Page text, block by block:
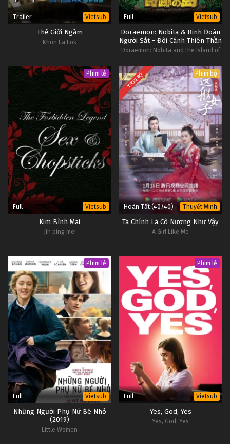
26
Các Quý Ông, Mời Đứng Nghiêm Tập
26
OP -
Vietsub
#1
Các Quý Ông, Mời Đứng Nghiêm Tập
OP -
Các Quý Ông, Mời Đứng Nghiêm Tập
OP -
Vietsub
#1
Trailer Vietsub
Thế Giới Ngầm
Khon La Lok
Full Vietsub
Doraemon: Nobita & Binh Đoàn
Người Sắt - Đôi Cánh Thiên Thần
Doraemon: Nobita and the Island of
Phim lẻ
Full Vietsub
Kim Bình Mai
Jin ping mei
TRỌN BỘ Phim bộ
Hoàn Tất (40/40) Thuyết Minh
Ta Chính Là Cô Nương Như Vậy
A Girl Like Me
Phim lẻ
Full Vietsub
Những Người Phụ Nữ Bé Nhỏ
(2019)
Little Women
Phim lẻ
Full Vietsub
Yes, God, Yes
Yes, God, Yes